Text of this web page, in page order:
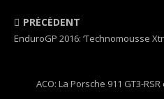
PRÉCÉDENT
EnduroGP 2016: ‘Technomousse
ACO: La Porsche 911 GT3-